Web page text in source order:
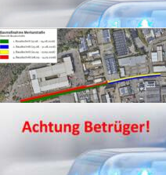
FB News
WARNT